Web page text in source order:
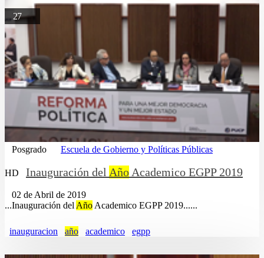
27
Posgrado Escuela de Gobierno y Políticas Públicas
HD Inauguración del Año Academico EGPP 2019
02 de Abril de 2019
...Inauguración del Año Academico EGPP 2019......
inauguracion año academico egpp